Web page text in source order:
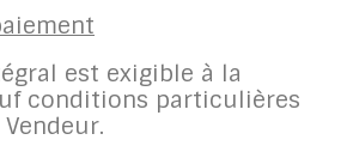
est exigible à la
conditions particulières